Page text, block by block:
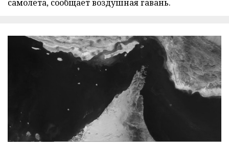
самолета, сообщает воздушная гавань.